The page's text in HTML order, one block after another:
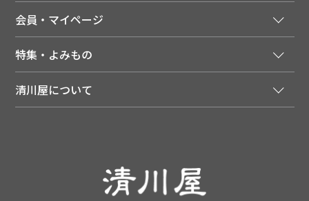
領収書について
送料について
配達日について
返品について
よくあるご質問（FAQ）
あんしんの品質保証について（産直品）
季節のカタログを無料でお届け
店舗・ECポイント共通アプリ
LINEお友だち登録
会員・マイページ
会員特典について
注文履歴
特集・よみもの
メディア掲載商品
清川屋のレビューを見る
清川屋について